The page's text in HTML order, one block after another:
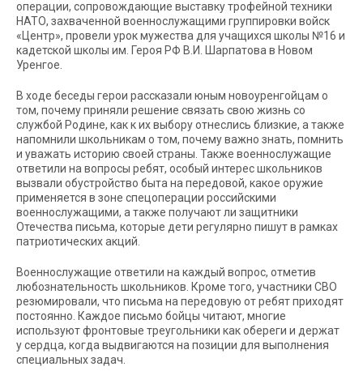
операции, сопровождающие выставку трофейной техники
НАТО, захваченной военнослужащими группировки войск
«Центр», провели урок мужества для учащихся школы №16 и
кадетской школы им. Героя РФ В.И. Шарпатова в Новом
Уренгое.
В ходе беседы герои рассказали юным новоуренгойцам о
том, почему приняли решение связать свою жизнь со
службой Родине, как к их выбору отнеслись близкие, а также
напомнили школьникам о том, почему важно знать, помнить
и уважать историю своей страны. Также военнослужащие
ответили на вопросы ребят, особый интерес школьников
вызвали обустройство быта на передовой, какое оружие
применяется в зоне спецоперации российскими
военнослужащими, а также получают ли защитники
Отечества письма, которые дети регулярно пишут в рамках
патриотических акций.
Военнослужащие ответили на каждый вопрос, отметив
любознательность школьников. Кроме того, участники СВО
резюмировали, что письма на передовую от ребят приходят
постоянно. Каждое письмо бойцы читают, многие
используют фронтовые треугольники как обереги и держат
у сердца, когда выдвигаются на позиции для выполнения
специальных задач.